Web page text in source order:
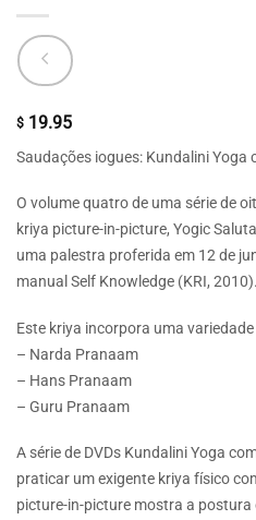
$ 19.95
Saudações iogues: Kundalini Yoga
O volume quatro de uma série de
kriya picture-in-picture, Yogic
uma palestra proferida em 12 de
manual Self Knowledge (KRI, 2010).
Este kriya incorpora uma
– Narda Pranaam
– Hans Pranaam
– Guru Pranaam
A série de DVDs Kundalini Yoga
praticar um exigente kriya físico
picture-in-picture mostra a